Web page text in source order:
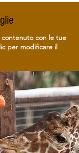
contenuto con le tue
per modificare il